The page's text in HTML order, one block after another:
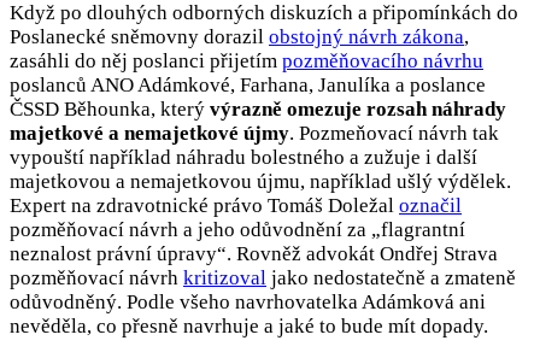
Když po dlouhých odborných diskuzích a připomínkách do
Poslanecké sněmovny dorazil obstojný návrh zákona,
zasáhli do něj poslanci přijetím pozměňovacího návrhu
poslanců ANO Adámkové, Farhana, Janulíka a poslance
ČSSD Běhounka, který výrazně omezuje rozsah náhrady
majetkové a nemajetkové újmy. Pozmeňovací návrh tak
vypouští například náhradu bolestného a zužuje i další
majetkovou a nemajetkovou újmu, například ušlý výdělek.
Expert na zdravotnické právo Tomáš Doležal označil
pozměňovací návrh a jeho odůvodnění za „flagrantní
neznalost právní úpravy“. Rovněž advokát Ondřej Strava
pozměňovací návrh kritizoval jako nedostatečně a zmateně
odůvodněný. Podle všeho navrhovatelka Adámková ani
nevěděla, co přesně navrhuje a jaké to bude mít dopady.